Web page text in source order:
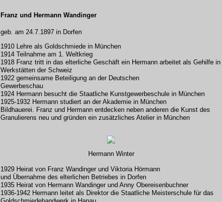
Franz und Hermann Wandinger
geb. am 24.7.1897 in Dorfen
1910 Lehre als Goldschmiede in München
1914 Teilnahme am 1. Weltkrieg
1918 Franz tritt in das elterliche Geschäft ein Hermann arbeitet als Gehilfe in
Werkstätten der Schweiz
1922 gemeinsame Beteiligung an der Deutschen
Gewerbeschau
1924 Hermann besucht die Staatliche Kunstgewerbeschule in München
1925-1932 Hermann studiert an der Akademie in München
Bildhauerei. Franz und Hermann entdecken neben anderen die Kunst des
Granulierens neu und gründen ein zusätzliches Atelier in München
Hermann Winter
1929 Heirat von Franz Wandinger und Viktoria Hörmann
und Übernahme des elterlichen Betriebes in Dorfen
1935 Heirat von Hermann Wandinger und Anny Obereisenbuchner
1936-1942 Hermann leitet als Direktor die Staatliche Meisterschule für das